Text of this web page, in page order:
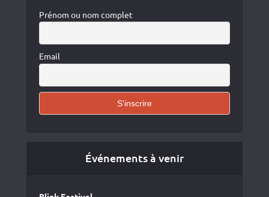
Prénom ou nom complet
Email
Événements à venir